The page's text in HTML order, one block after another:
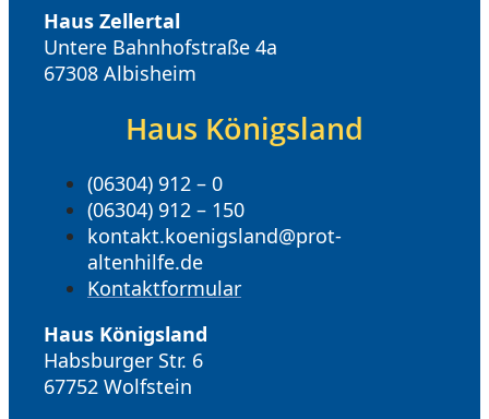
Haus Zellertal
Untere Bahnhofstraße 4a
67308 Albisheim
Haus Königsland
(06304) 912 – 0
(06304) 912 – 150
kontakt.koenigsland@prot-
altenhilfe.de
Kontaktformular
Haus Königsland
Habsburger Str. 6
67752 Wolfstein